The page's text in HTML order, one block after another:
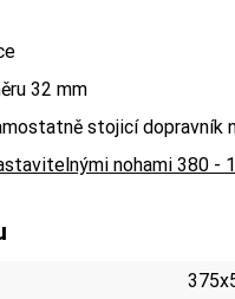
32 mm
stojicí dopravník
nohami 380 -